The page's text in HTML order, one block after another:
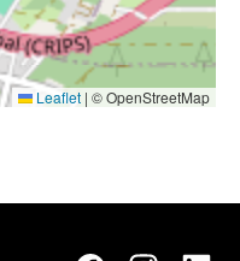
Leaflet | © OpenStreetMap